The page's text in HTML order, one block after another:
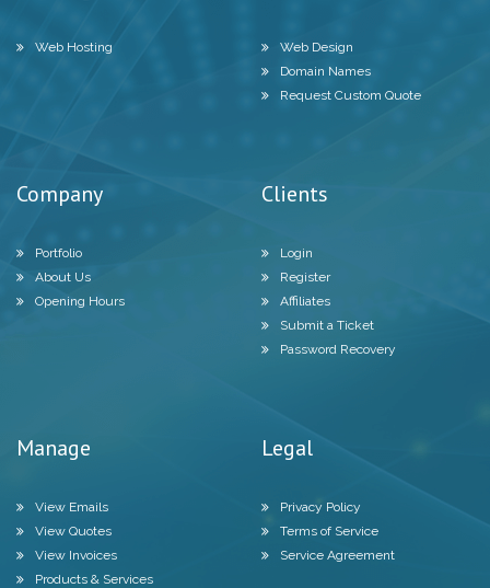
Web Hosting
Web Design
Domain Names
Request Custom Quote
Company
Portfolio
About Us
Opening Hours
Clients
Login
Register
Affiliates
Submit a Ticket
Password Recovery
Manage
View Emails
View Quotes
View Invoices
Products & Services
Legal
Privacy Policy
Terms of Service
Service Agreement